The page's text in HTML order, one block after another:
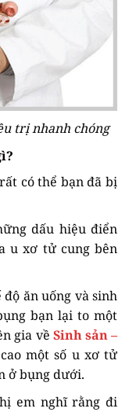
trị nhanh chóng
có thể bạn đã bị
dấu hiệu điển
u xơ tử cung bên
ăn uống và sinh
bạn lại to một
gia về Sinh sản –
một số u xơ tử
ở bụng dưới.
em nghĩ rằng đi